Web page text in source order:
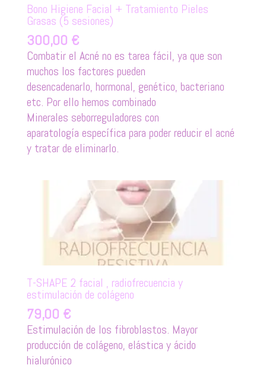
Bono Higiene Facial + Tratamiento Pieles
Grasas (5 sesiones)
300,00 €
Combatir el Acné no es tarea fácil, ya que son
muchos los factores pueden
desencadenarlo, hormonal, genético, bacteriano
etc. Por ello hemos combinado
Minerales seborreguladores con
aparatología específica para poder reducir el acné
y tratar de eliminarlo.
T-SHAPE 2 facial , radiofrecuencia y
estimulación de colágeno
79,00 €
Estimulación de los fibroblastos. Mayor
producción de colágeno, elástica y ácido
hialurónico